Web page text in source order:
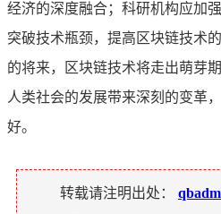
经济的深度融合；科研机构应加
突破技术瓶颈，提高区块链技术
的将来，区块链技术将走出萌芽
人类社会的发展带来深刻的变革
好。
转载请注明出处：